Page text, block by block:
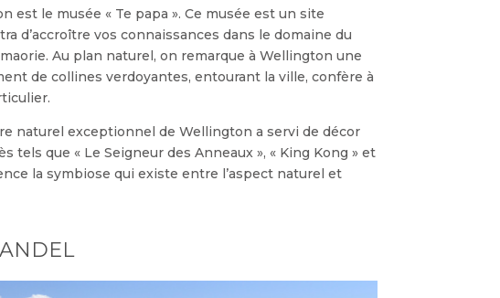
est le musée « Te papa ». Ce musée est un site
d’accroître vos connaissances dans le domaine du
Au plan naturel, on remarque à Wellington une
de collines verdoyantes, entourant la ville, confère à
naturel exceptionnel de Wellington a servi de décor
tels que « Le Seigneur des Anneaux », « King Kong » et
la symbiose qui existe entre l’aspect naturel et